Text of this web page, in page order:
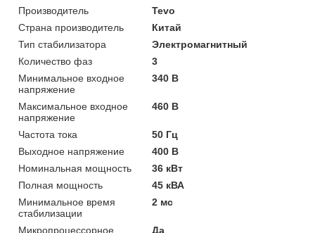
Производитель
Tevo
Страна производитель
Китай
Тип стабилизатора
Электромагнитный
Количество фаз
3
Минимальное входное
напряжение
340 В
Максимальное входное
напряжение
460 В
Частота тока
50 Гц
Выходное напряжение
400 В
Номинальная мощность
36 кВт
Полная мощность
45 кВА
Минимальное время
стабилизации
2 мс
Микропроцессорное
Да